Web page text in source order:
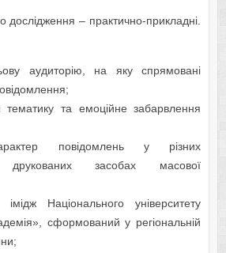
дослідження – практично-прикладні.
аудиторію, на яку спрямовані
тематику та емоційне забарвлення
повідомлень у різних
друкованих засобах масової
імідж Національного університету
сформований у регіональній